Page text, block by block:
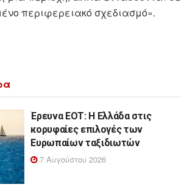
περιφερειακό σχεδιασμό».
Έρευνα ΕΟΤ: Η Ελλάδα στις
κορυφαίες επιλογές των
Ευρωπαίων ταξιδιωτών
7 Αυγούστου 2026